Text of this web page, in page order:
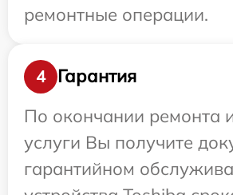
ремонтные операции.
4
Гарантия
По окончании ремонта
услуги Вы получите
гарантийном